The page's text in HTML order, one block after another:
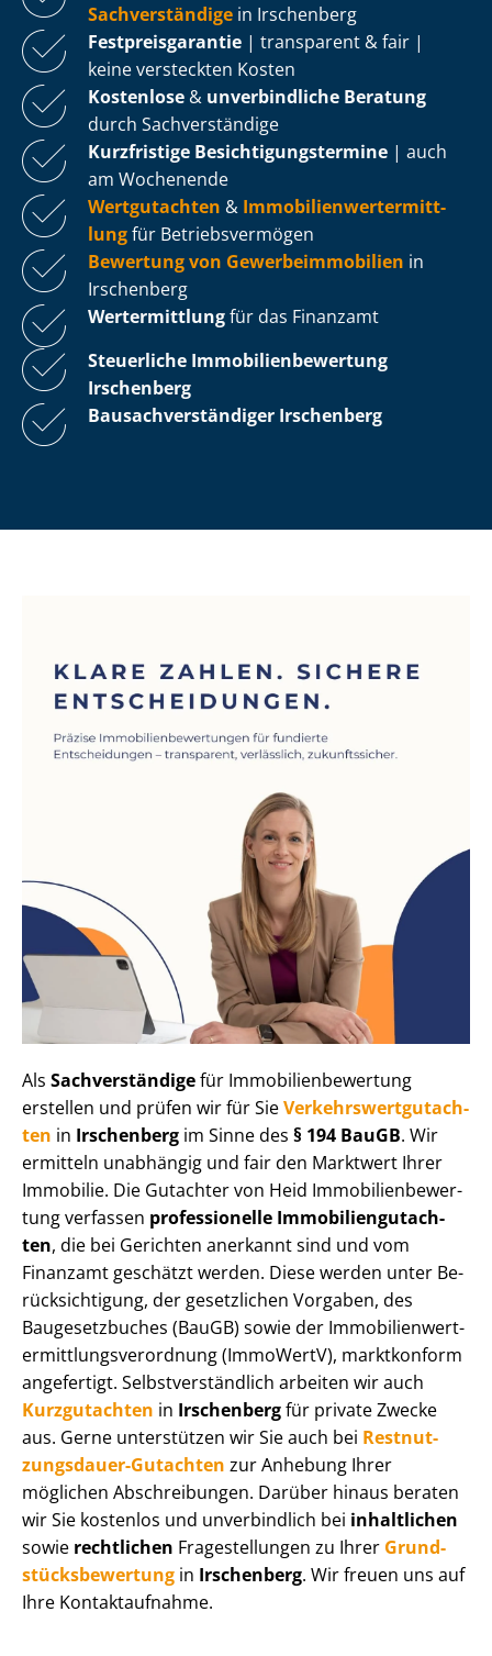
Sachverständige in Irschenberg
Fest­preis­ga­ran­tie | transparent & fair |
keine versteckten Kosten
Kostenlose & unverbindliche Beratung
durch Sachverständige
Kurzfristige Be­sich­ti­gungs­ter­mi­ne | auch
am Wochenende
Wertgutachten & Im­mo­bi­li­en­wert­ermitt­
lungfür Be­triebs­ver­mö­gen
Bewertung von Ge­wer­be­im­mo­bi­li­en in
Irschenberg
Wertermittlungfür das Finanzamt
Steuerliche Im­mo­bi­li­en­be­wer­tung
Irschenberg
Bau­sach­ver­stän­di­ger Irschenberg
Als Sachverständigefür Im­mo­bi­li­en­be­wer­tung
erstellen und prüfen wir für SieVer­kehrs­wert­gut­ach­
ten in Irschenberg im Sinne des § 194 BauGB. Wir
ermitteln unabhängig und fair den Marktwert Ihrer
Immobilie. Die Gutachter von Heid Im­mo­bi­li­en­be­wer­
tung verfassen professionelle Im­mo­bi­li­en­gut­ach­
ten, die bei Gerichten anerkannt sind und vom
Finanzamt geschätzt werden. Diese werden unter Be­
rück­sich­ti­gung, der gesetzlichen Vorgaben, des
Baugesetzbuches (BauGB) sowie der Im­mo­bi­li­en­wert­
ermitt­lungs­ver­ord­nung (ImmoWertV), marktkonform
angefertigt. Selbst­ver­ständ­lich arbeiten wir auch
Kurzgutachten in Irschenbergfür private Zwecke
aus. Gerne unterstützen wir Sie auch bei Rest­nut­
zungs­dau­er-Gutachten zur Anhebung Ihrer
möglichen Abschreibungen. Darüber hinaus beraten
wir Sie kostenlos und unverbindlich bei inhaltlichen
sowie rechtlichen Fragestellungen zu Ihrer Grund­
stücks­be­wer­tung in Irschenberg. Wir freuen uns auf
Ihre Kontaktaufnahme.